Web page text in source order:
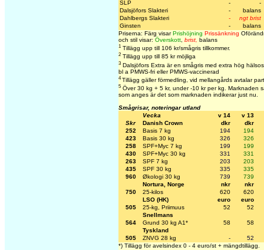
SLP
-
-
Dalsjöfors Slakteri
-
balans
Dahlbergs Slakteri
-
ngt brist
Ginsten
-
balans
Priserna: Färg visarPrishöjning Prissänkning
och stil visar: Överskott brist, balans
1 Tillägg upp till 106 kr/smågris tillkommer.
2 Tillägg upp till 85 kr möjliga
3 Dalsjöfors Extra är en smågris med extra hög
bl a PMWS-fri eller PMWS-vaccinerad
4Tillägg gäller förmedling, vid mellangårds avtalar
5 Över 30 kg + 5 kr, under -10 kr per kg. Marknaden
som anges är det som marknaden indikerar just nu.
Smågrisar, noteringar utland
Vecka
v 14
v 13
Skr
Danish Crown dkr
dkr
252
Basis 7 kg 194
194
423
Basis 30 kg 326
326
258
SPF+Myc 7 kg 199
199
430
SPF+Myc 30 kg 331
331
263
SPF 7 kg 203
203
435
SPF 30 kg 335
335
960
Økologi 30 kg 739
739
Nortura, Norge
nkr
nkr
750
25-kilos 620
620
LSO (HK)
euro
euro
505
25-kg, Priimuus 52
52
Snellmans
564
Grund 30 kg A1* 58
58
Tyskland
505
ZNVG 28 kg -
52
*) Tillägg för avelsindex 0 - 4 euro/st + mängdtillägg.